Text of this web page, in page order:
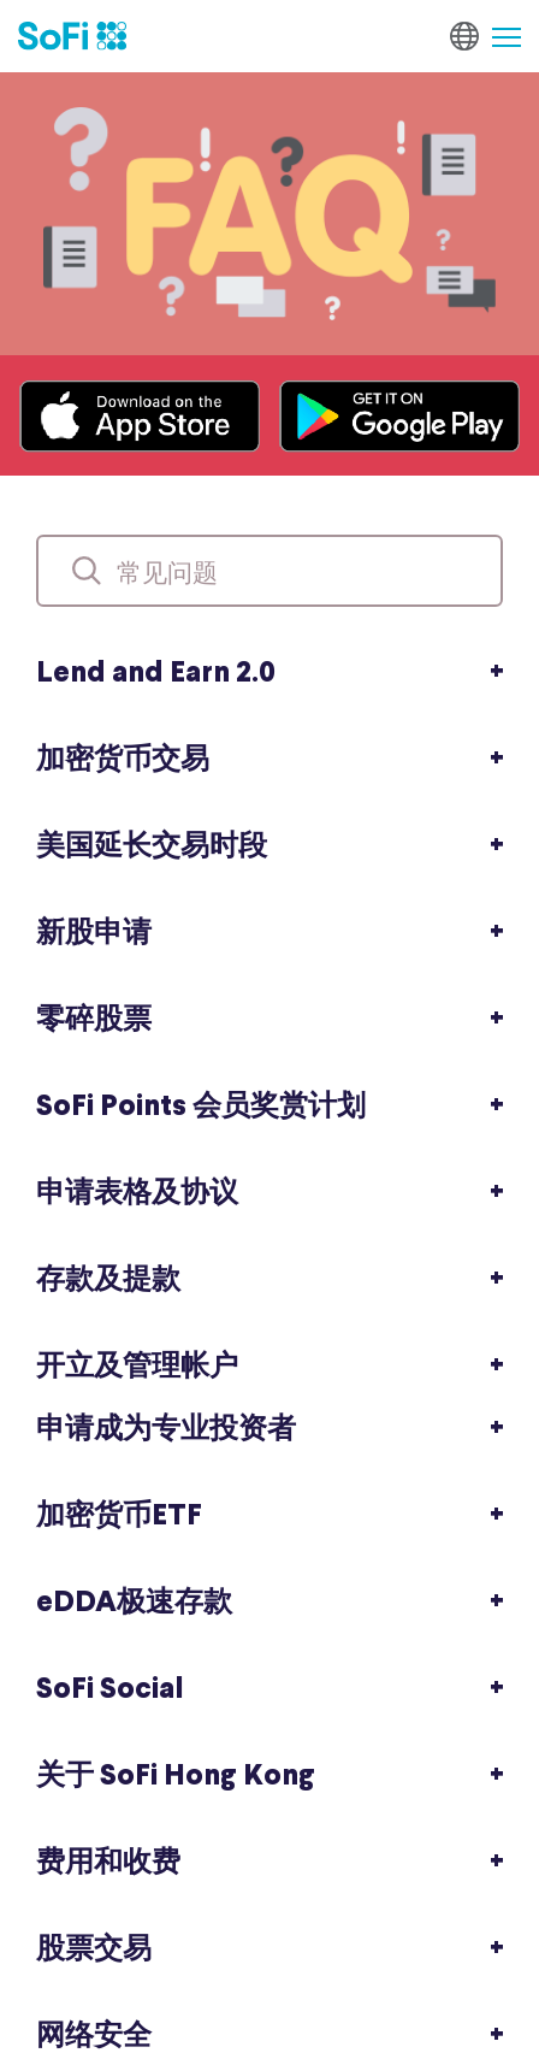
Lend and Earn 2.0
加密货币交易
美国延长交易时段
新股申请
零碎股票
SoFi Points 会员奖赏计划
申请表格及协议
存款及提款
开立及管理帐户
申请成为专业投资者
加密货币ETF
eDDA极速存款
SoFi Social
关于 SoFi Hong Kong
费用和收费
股票交易
网络安全